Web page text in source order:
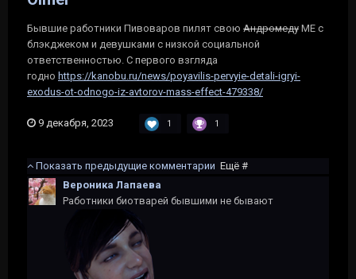
Бывшие работники Пивоваров пилят свою Андромеду МЕ с
блэкджеком и девушками с низкой социальной
ответственностью. С первого взгляда
годно https://kanobu.ru/news/poyavilis-pervyie-detali-igryi-
exodus-ot-odnogo-iz-avtorov-mass-effect-479338/
9 декабря, 2023 1 1
Показать предыдущие комментарии Ещё #
Вероника Лапаева
Работники биотварей бывшими не бывают